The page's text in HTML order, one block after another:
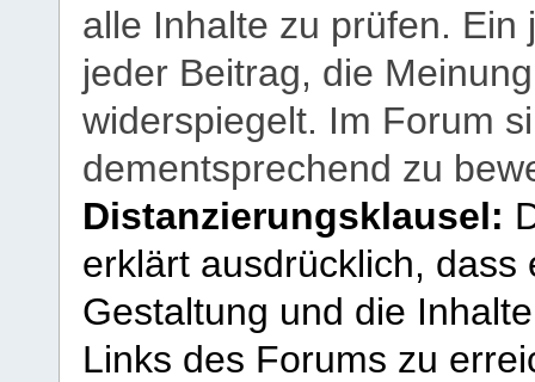
alle Inhalte zu prüfen.
jeder Beitrag, die
widerspiegelt. Im Forum
dementsprechend zu
Distanzierungsklausel:
erklärt ausdrücklich,
Gestaltung und die
Links des Forums zu